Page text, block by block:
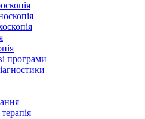
програми